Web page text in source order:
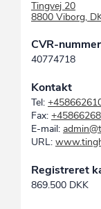
Tingvej 20
8800 Viborg,
CVR-nummer
40774718
Kontakt
Tel:
Fax:
E-mail:
URL:
Registreret
869.500 DKK